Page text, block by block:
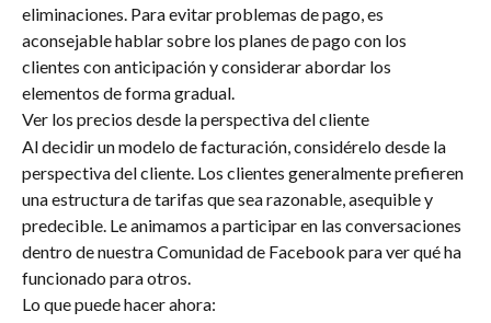
eliminaciones. Para evitar problemas de pago, es
aconsejable hablar sobre los planes de pago con los
clientes con anticipación y considerar abordar los
elementos de forma gradual.
Ver los precios desde la perspectiva del cliente
Al decidir un modelo de facturación, considérelo desde la
perspectiva del cliente. Los clientes generalmente prefieren
una estructura de tarifas que sea razonable, asequible y
predecible. Le animamos a participar en las conversaciones
dentro de nuestra Comunidad de Facebook para ver qué ha
funcionado para otros.
Lo que puede hacer ahora: